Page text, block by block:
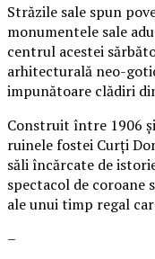
Străzile sale spun
monumentele sale
centrul acestei
arhitecturală neo-
impunătoare clădiri
Construit între 1906
ruinele fostei Curți
săli încărcate de
spectacol de
ale unui timp regal
–